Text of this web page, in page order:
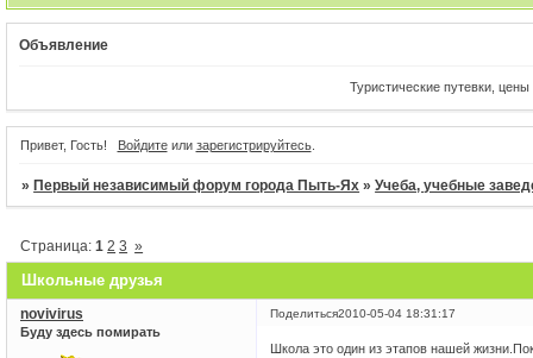
Объявление
Туристические путевки, цены от Тур
Привет, Гость! Войдитеили зарегистрируйтесь.
»Первый независимый форум города Пыть-Ях »Учеба, учебные
Школьные друзья
Страница:1 2 3 »
Поделиться2010-05-04 18:31:17
novivirus
Буду здесь помирать
Школа это один из этапов нашей